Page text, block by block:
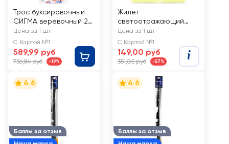
Трос буксировочный
СИГМА веревочный 2
крюка 4,5т Арт. 23062
Цена за 1 шт
С Картой №1
589,99 руб
736,84 руб -19%
Жилет
светоотражающий
ЛЕНТА
Цена за 1 шт
С Картой №1
149,00 руб
351,05 руб -57%
Баллы за отзыв
4.6
Баллы за отзыв
4.6